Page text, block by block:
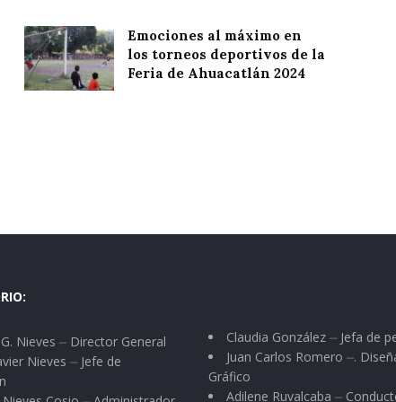
Emociones al máximo en
los torneos deportivos de la
Feria de Ahuacatlán 2024
Nieves ⏤ Director General
Nieves ⏤ Jefe de
Claudia González ⏤ Jefa de
Juan Carlos Romero ⏤.
Gráfico
Adilene Ruvalcaba ⏤